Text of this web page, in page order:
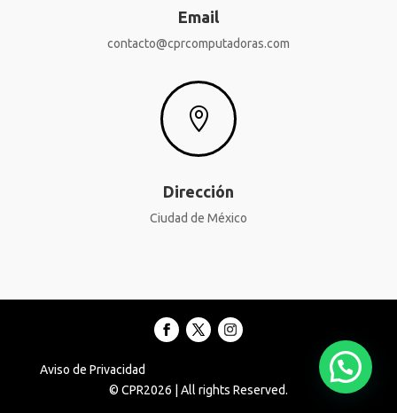
Email
contacto@cprcomputadoras.com

Dirección
Ciudad de México
Aviso de Privacidad
© CPR2026 | All rights Reserved.